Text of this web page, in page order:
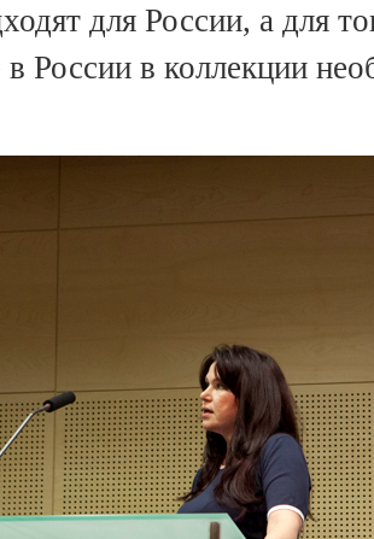
для России, а для
в России в коллекции